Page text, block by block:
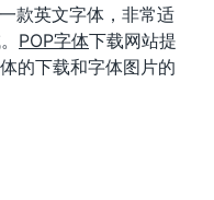
款英文字体，非常适
POP字体下载网站提
的下载和字体图片的